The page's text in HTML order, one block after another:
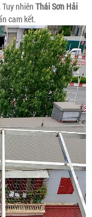
nhiên Thái Sơn Hải
cam kết.